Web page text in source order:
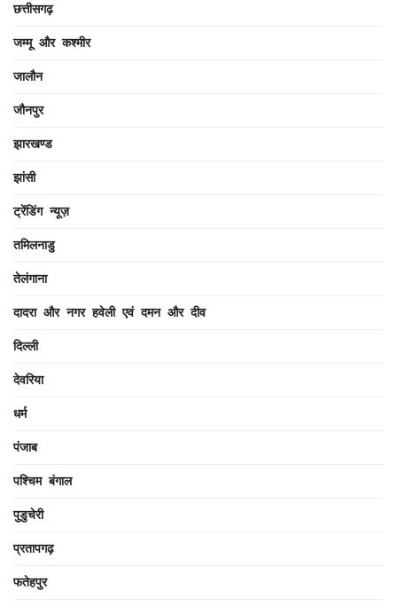
छत्तीसगढ़
जम्मू और कश्मीर
जालौन
जौनपुर
झारखण्ड
झांसी
ट्रेंडिंग न्यूज़
तमिलनाडु
तेलंगाना
दादरा और नगर हवेली एवं दमन और दीव
दिल्ली
देवरिया
धर्म
पंजाब
पश्चिम बंगाल
पुडुचेरी
प्रतापगढ़
फतेहपुर